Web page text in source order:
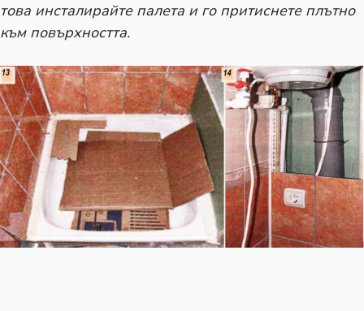
това инсталирайте палета и го притиснете плътно
към повърхността.